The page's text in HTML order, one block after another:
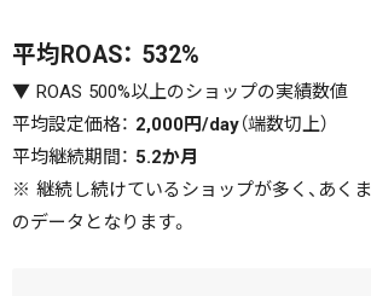
平均ROAS： 532%
▼ ROAS 500%以上のショップの実績数値
平均設定価格： 2,000円/day（端数切上）
平均継続期間： 5.2か月
※ 継続し続けているショップが多く、あく
のデータとなります。